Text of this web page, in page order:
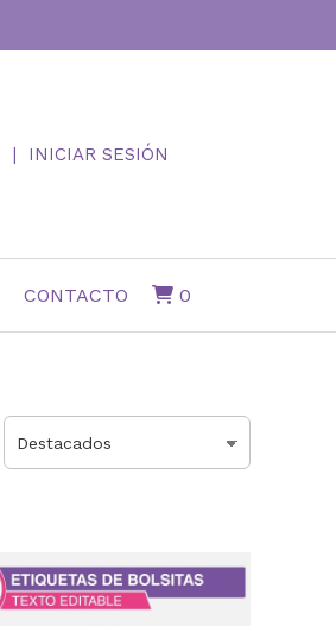
INICIAR SESIÓN
CONTACTO 0